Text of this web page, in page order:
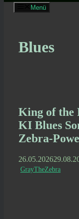
Menü
Blues
King of the
KI Blues
Zebra-
26.05.2026
GrayTheZebra